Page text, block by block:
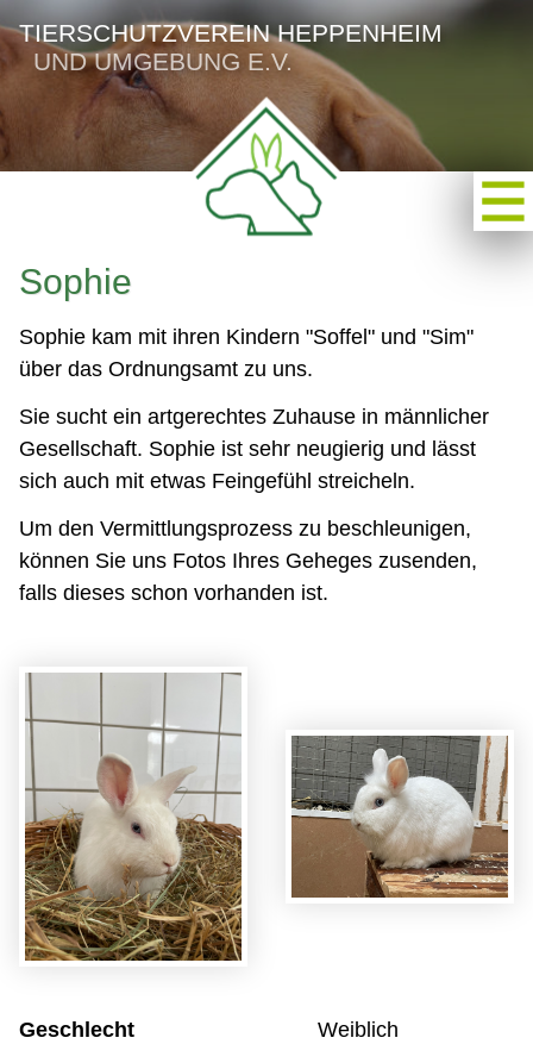
TIERSCHUTZVEREIN HEPPENHEIM
UND UMGEBUNG E.V.
Sophie
Sophie kam mit ihren Kindern "Soffel" und "Sim"
über das Ordnungsamt zu uns.
Sie sucht ein artgerechtes Zuhause in männlicher
Gesellschaft. Sophie ist sehr neugierig und lässt
sich auch mit etwas Feingefühl streicheln.
Um den Vermittlungsprozess zu beschleunigen,
können Sie uns Fotos Ihres Geheges zusenden,
falls dieses schon vorhanden ist.
Geschlecht Weiblich